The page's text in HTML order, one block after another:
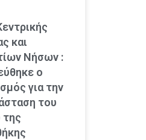
και
Νήσων :
ο
για την
του
της